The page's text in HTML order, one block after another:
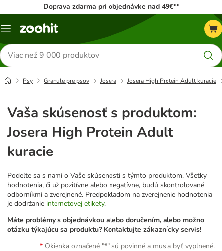
Doprava zdarma pri objednávke nad 49€**
Kategórie
Hľadať
produkty
Psy Granule pre psov Josera Josera High Protein Adult kuracie
Vaša skúsenosť s produktom:
Josera High Protein Adult
kuracie
Podeľte sa s nami o Vaše skúsenosti s týmto produktom. Všetky
hodnotenia, či už pozitívne alebo negatívne, budú skontrolované
odborníkmi a zverejnené. Predpokladom na zverejnenie hodnotenia
je dodržanie internetovej etikety.
Máte problémy s objednávkou alebo doručením, alebo možno
otázku týkajúcu sa produktu? Kontaktujte zákaznícky servis!
Okienka označené "*" sú povinné a musia byť vyplnené.